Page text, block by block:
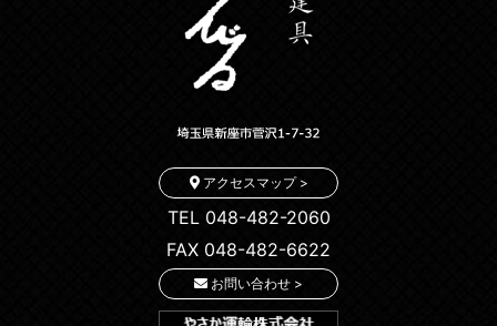
アクセスマップ >
TEL 048-482-2060
FAX 048-482-6622
お問い合わせ >